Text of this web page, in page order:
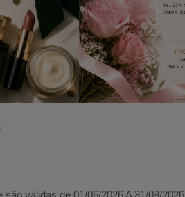
válidas de 01/06/2026 A 31/08/2026